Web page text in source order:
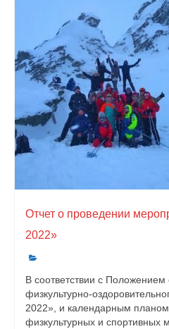
Отчет о проведении
2022»
В соответствии с
физкультурно-
2022», и календарным
физкультурных и спортивных